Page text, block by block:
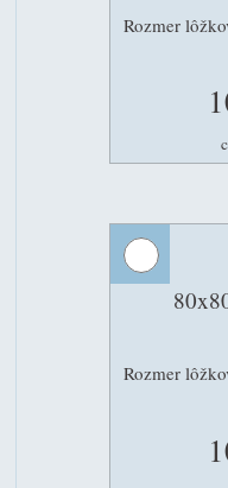
Rozmer
Rozmer